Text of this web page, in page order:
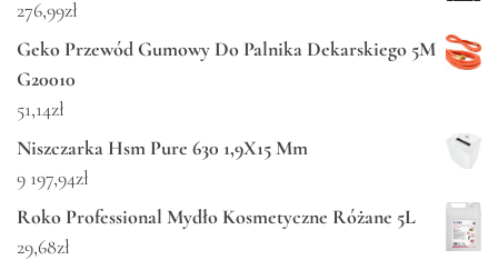
276,99zł
Geko Przewód Gumowy Do Palnika Dekarskiego 5M
G20010
51,14zł
Niszczarka Hsm Pure 630 1,9X15 Mm
9 197,94zł
Roko Professional Mydło Kosmetyczne Różane 5L
29,68zł